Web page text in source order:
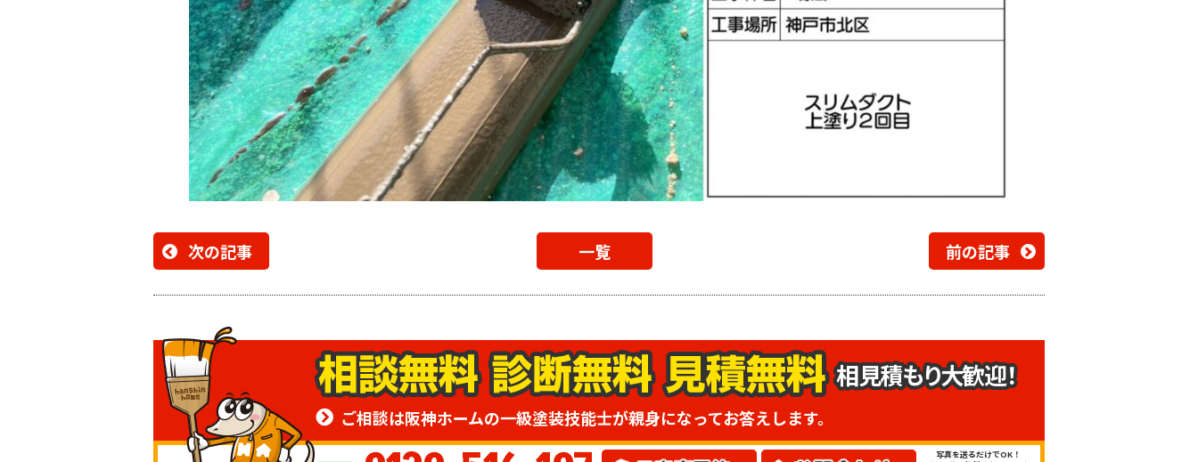
次の記事 一覧 前の記事
相見積もり大歓迎！
ご相談は阪神ホームの一級塗装技能士が親身になってお答えします。
写真を送るだけでOK！